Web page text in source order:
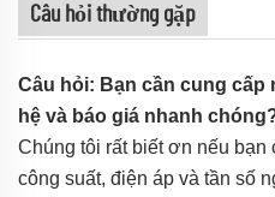
Câu hỏi thường gặp
Câu hỏi: Bạn cần cung
hệ và báo giá nhanh
Chúng tôi rất biết ơn nếu bạn
công suất, điện áp và tần số